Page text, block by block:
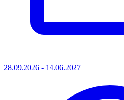
28.09.2026 - 14.06.2027